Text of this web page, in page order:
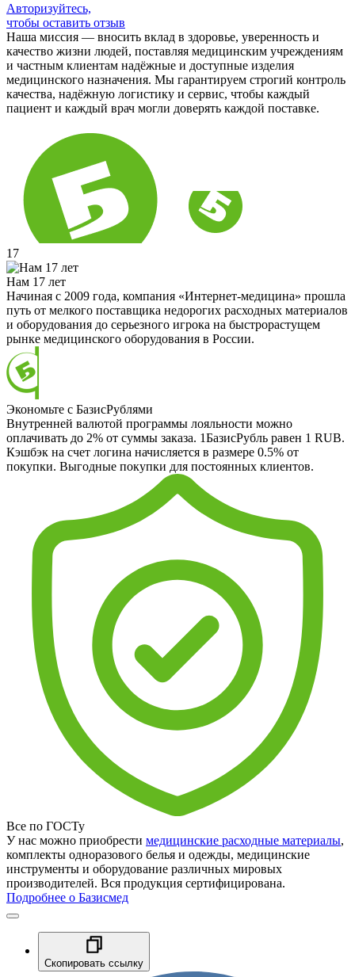
Авторизуйтесь,
чтобы оставить отзыв
Наша миссия — вносить вклад в здоровье, уверенность и
качество жизни людей, поставляя медицинским учреждениям
и частным клиентам надёжные и доступные изделия
медицинского назначения. Мы гарантируем строгий контроль
качества, надёжную логистику и сервис, чтобы каждый
пациент и каждый врач могли доверять каждой поставке.
17
Нам 17 лет
Начиная с 2009 года, компания «Интернет-медицина» прошла
путь от мелкого поставщика недорогих расходных материалов
и оборудования до серьезного игрока на быстрорастущем
рынке медицинского оборудования в России.
Экономьте с БазисРублями
Внутренней валютой программы лояльности можно
оплачивать до 2% от суммы заказа. 1БазисРубль равен 1 RUB.
Кэшбэк на счет логина начисляется в размере 0.5% от
покупки. Выгодные покупки для постоянных клиентов.
Все по ГОСТу
У нас можно приобрести медицинские расходные материалы,
комплекты одноразового белья и одежды, медицинские
инструменты и оборудование различных мировых
производителей. Вся продукция сертифицирована.
Подробнее о Базисмед
Скопировать ссылку